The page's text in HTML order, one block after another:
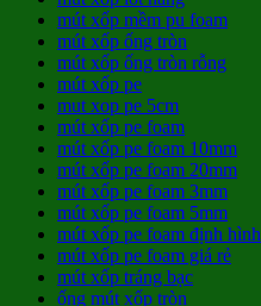
mút xốp mềm pu foam
mút xốp ống tròn
mút xốp ống tròn rỗng
mút xốp pe
mut xop pe 5cm
mút xốp pe foam
mút xốp pe foam 10mm
mút xốp pe foam 20mm
mút xốp pe foam 3mm
mút xốp pe foam 5mm
mút xốp pe foam định hình
mút xốp pe foam giá rẻ
mút xốp tráng bạc
ống mút xốp tròn